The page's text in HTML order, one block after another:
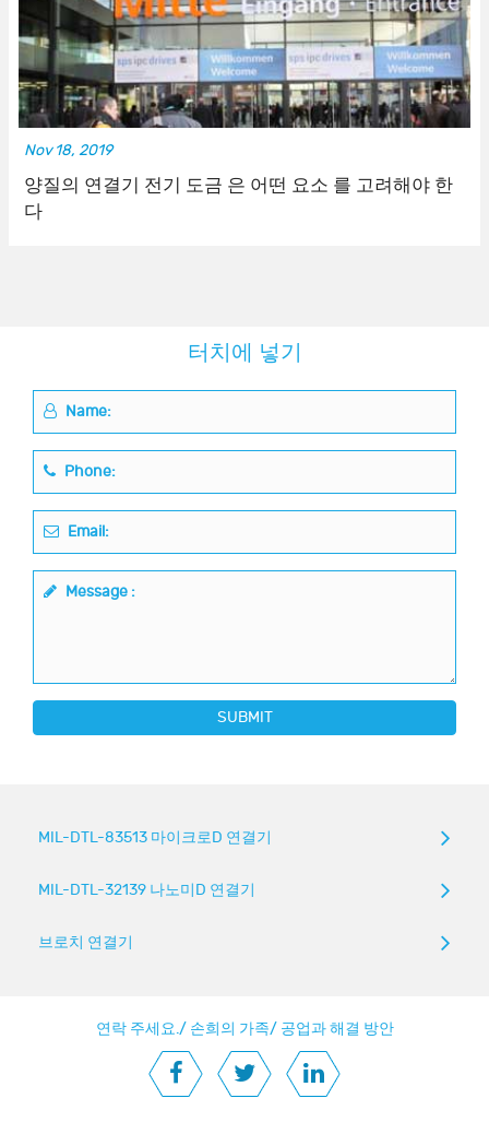
Nov 18, 2019
양질의 연결기 전기 도금 은 어떤 요소 를 고려해야 한
다
터치에 넣기
Name:
Phone:
Email:
Message :
SUBMIT
MIL-DTL-83513 마이크로D 연결기
MIL-DTL-32139 나노미D 연결기
브로치 연결기
연락 주세요./ 손희의 가족/ 공업과 해결 방안